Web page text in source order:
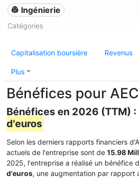
👷 Ingénierie
Catégories
Capitalisation boursière Revenus
Plus
Bénéfices pour
Bénéfices en 2026 (TTM) :
d'euros
Selon les derniers rapports financiers
actuels de l'entreprise sont de 15.98
2025, l'entreprise a réalisé un bénéfice
d'euros, une augmentation par rapport